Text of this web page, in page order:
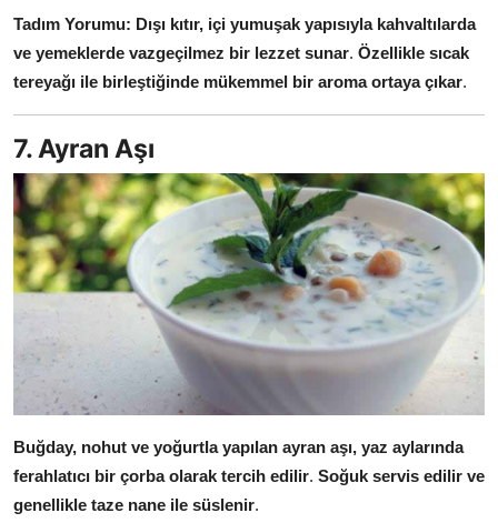
Tadım Yorumu: Dışı kıtır, içi yumuşak yapısıyla kahvaltılarda
ve yemeklerde vazgeçilmez bir lezzet sunar. Özellikle sıcak
tereyağı ile birleştiğinde mükemmel bir aroma ortaya çıkar.
7. Ayran Aşı
Buğday, nohut ve yoğurtla yapılan ayran aşı, yaz aylarında
ferahlatıcı bir çorba olarak tercih edilir. Soğuk servis edilir ve
genellikle taze nane ile süslenir.